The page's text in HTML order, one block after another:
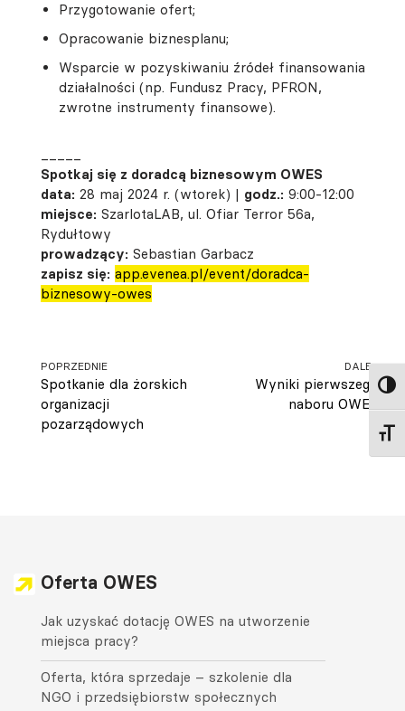
Przygotowanie ofert;
Opracowanie biznesplanu;
Wsparcie w pozyskiwaniu źródeł finansowania
działalności (np. Fundusz Pracy, PFRON,
zwrotne instrumenty finansowe).
Spotkaj się z doradcą biznesowym OWES
data: 28 maj 2024 r. (wtorek) | godz.: 9:00-12:00
miejsce: SzarlotaLAB, ul. Ofiar Terror 56a,
Rydułtowy
prowadzący: Sebastian Garbacz
zapisz się: app.evenea.pl/event/doradca-
biznesowy-owes
POPRZEDNIE
Spotkanie dla żorskich
organizacji
pozarządowych
DALEJ
Wyniki pierwszego
naboru OWES
Oferta OWES
Jak uzyskać dotację OWES na utworzenie
miejsca pracy?
Oferta, która sprzedaje – szkolenie dla
NGO i przedsiębiorstw społecznych